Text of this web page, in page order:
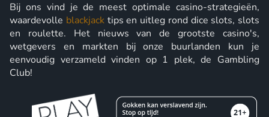
Bij ons vind je de meest optimale casino-strategieën,
waardevolle blackjacktips en uitleg rond dice slots, slots
en roulette. Het nieuws van de grootste casino's,
wetgevers en markten bij onze buurlanden kun je
eenvoudig verzameld vinden op 1 plek, de Gambling
Club!